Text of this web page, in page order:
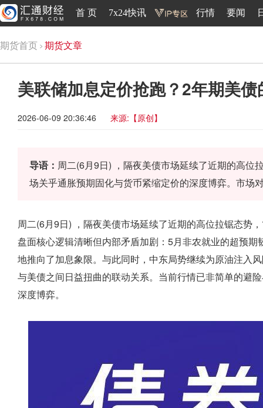
首 页 7x24快讯 行情 要闻
期货首页 期货文章
美联储加息定价抢跑？2年期美
2026-06-09 20:36:46 来源:【原创】
导语： 周二(6月9日) ，隔夜美债市场延续了近期的高位
场关乎通胀预期固化与货币紧缩定价的深度博弈。市场
周二(6月9日) ，隔夜美债市场延续了近期的高位拉锯态势，
盘面核心逻辑清晰但内部矛盾加剧：5月非农就业的超预
地推向了加息象限。与此同时，中东局势继续为原油注入
与美债之间日益扭曲的联动关系。当前行情已非简单的避
深度博弈。